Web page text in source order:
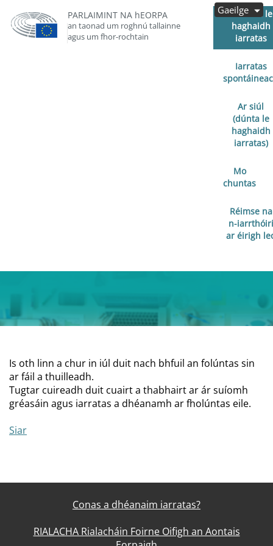
PARLAIMINT NA hEORPA
an taonad um roghnú tallainne
agus um fhor-rochtain
Oscailte le
haghaidh
iarratas
Iarratas
Ar siúl
(dúnta le
haghaidh
iarratas)
Mo
chuntas
Réimse na
n-iarrthóirí
ar éirigh
Gaeilge
Is oth linn a chur in iúl duit nach bhfuil an folúntas sin
ar fáil a thuilleadh.
Tugtar cuireadh duit cuairt a thabhairt ar ár suíomh
gréasáin agus iarratas a dhéanamh ar fholúntas eile.
Siar
Conas a dhéanaim iarratas?
RIALACHA Rialacháin Foirne Oifigh an Aontais